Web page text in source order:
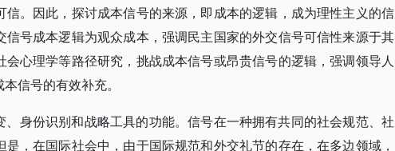
。因此，探讨成本信号的来源，即成本的逻辑，成为理性主义的信
号成本逻辑为观众成本，强调民主国家的外交信号可信性来源于其
心理学等路径研究，挑战成本信号或昂贵信号的逻辑，强调领导人
信号的有效补充。
身份识别和战略工具的功能。信号在一种拥有共同的社会规范、社
，在国际社会中，由于国际规范和外交礼节的存在，在多边领域，